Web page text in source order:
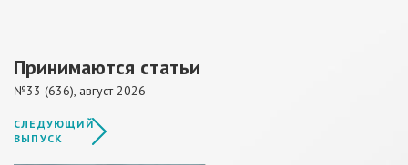
Принимаются статьи
№33 (636), август 2026
СЛЕДУЮЩИЙ
ВЫПУСК